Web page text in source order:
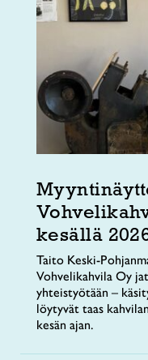
kesällä
Taito Keski-
Vohvelikahvila Oy
yhteistyötään –
löytyvät taas
kesän ajan.